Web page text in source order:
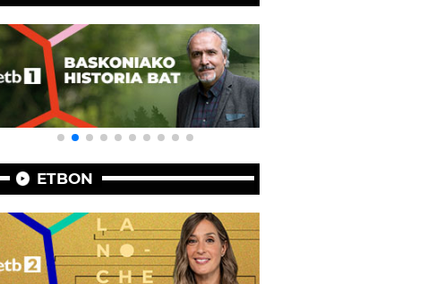
ETBON